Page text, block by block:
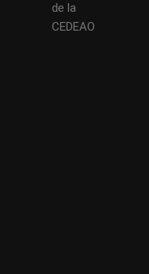
de la
CEDEAO